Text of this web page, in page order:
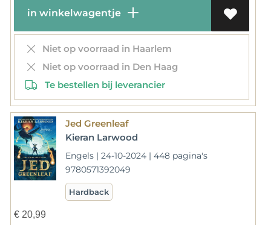
in winkelwagentje
Niet op voorraad in Haarlem
Niet op voorraad in Den Haag
Te bestellen bij leverancier
Jed Greenleaf
Kieran Larwood
Engels | 24-10-2024 | 448 pagina's
9780571392049
Hardback
€20,99